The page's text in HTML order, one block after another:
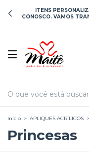
ITENS
CONOSCO. VAMOS
Início > APLIQUES ACRÍLICOS >
Princesas